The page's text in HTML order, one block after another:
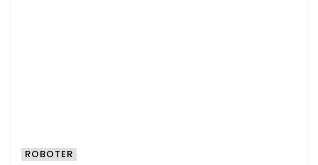
ROBOTER